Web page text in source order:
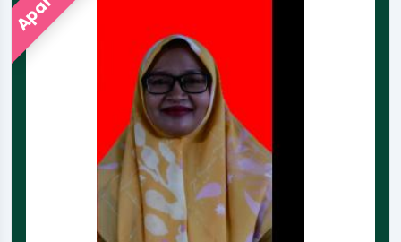
Apel dan Rakor Awal Tahun
:
Halaman Kantor Kalurahan
Koordinator
: TRI BASKORO WINARNI
Wisuda MA Binaul Ummah
Waktu
:
09 Mei 2026 10:37:44
Lokasi
Gedung Olahraga
Koordinator
: Kaur Tata Laksana
Pernikahan
13 Oktober 2025 13:42:13
Untuk Perihal Dokumen Tersebut Bisa di Tanyakan
Langsung...selengkapnya